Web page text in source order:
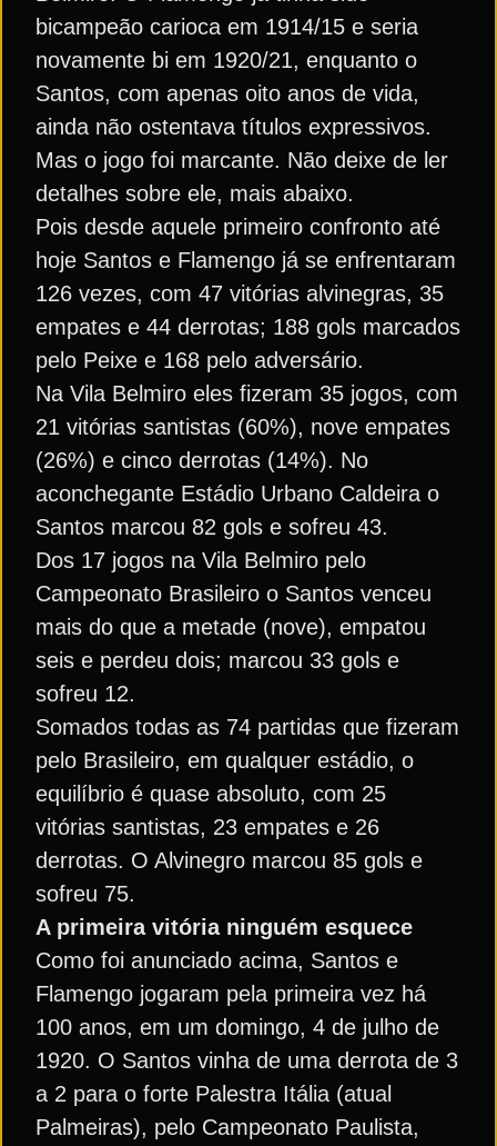
bicampeão carioca em 1914/15 e seria
novamente bi em 1920/21, enquanto o
Santos, com apenas oito anos de vida,
ainda não ostentava títulos expressivos.
Mas o jogo foi marcante. Não deixe de ler
detalhes sobre ele, mais abaixo.
Pois desde aquele primeiro confronto até
hoje Santos e Flamengo já se enfrentaram
126 vezes, com 47 vitórias alvinegras, 35
empates e 44 derrotas; 188 gols marcados
pelo Peixe e 168 pelo adversário.
Na Vila Belmiro eles fizeram 35 jogos, com
21 vitórias santistas (60%), nove empates
(26%) e cinco derrotas (14%). No
aconchegante Estádio Urbano Caldeira o
Santos marcou 82 gols e sofreu 43.
Dos 17 jogos na Vila Belmiro pelo
Campeonato Brasileiro o Santos venceu
mais do que a metade (nove), empatou
seis e perdeu dois; marcou 33 gols e
sofreu 12.
Somados todas as 74 partidas que fizeram
pelo Brasileiro, em qualquer estádio, o
equilíbrio é quase absoluto, com 25
vitórias santistas, 23 empates e 26
derrotas. O Alvinegro marcou 85 gols e
sofreu 75.
A primeira vitória ninguém esquece
Como foi anunciado acima, Santos e
Flamengo jogaram pela primeira vez há
100 anos, em um domingo, 4 de julho de
1920. O Santos vinha de uma derrota de 3
a 2 para o forte Palestra Itália (atual
Palmeiras), pelo Campeonato Paulista,